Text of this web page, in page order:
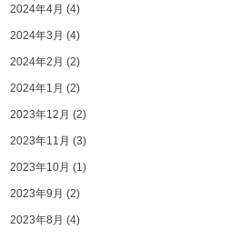
2024年4月 (4)
2024年3月 (4)
2024年2月 (2)
2024年1月 (2)
2023年12月 (2)
2023年11月 (3)
2023年10月 (1)
2023年9月 (2)
2023年8月 (4)